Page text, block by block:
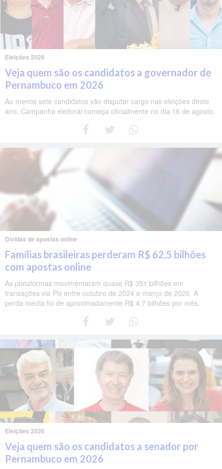
Eleições 2026
Veja quem são os candidatos a governador de
Pernambuco em 2026
Ao menos sete candidatos vão disputar cargo nas eleições deste
ano. Campanha eleitoral começa oficialmente no dia 16 de agosto.
Dívidas de apostas online
Famílias brasileiras perderam R$ 62,5 bilhões
com apostas online
As plataformas movimentaram quase R$ 351 bilhões em
transações via Pix entre outubro de 2024 e março de 2026. A
perda média foi de aproximadamente R$ 4,7 bilhões por mês.
Eleições 2026
Veja quem são os candidatos a senador por
Pernambuco em 2026